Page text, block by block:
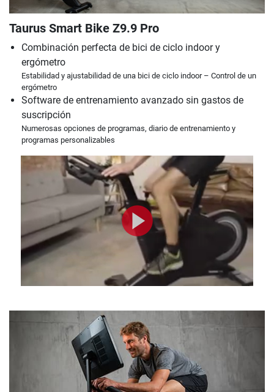
Taurus Smart Bike Z9.9 Pro
Combinación perfecta de bici de ciclo indoor y
ergómetro
Estabilidad y ajustabilidad de una bici de ciclo indoor – Control de un
ergómetro
Software de entrenamiento avanzado sin gastos de
suscripción
Numerosas opciones de programas, diario de entrenamiento y
programas personalizables